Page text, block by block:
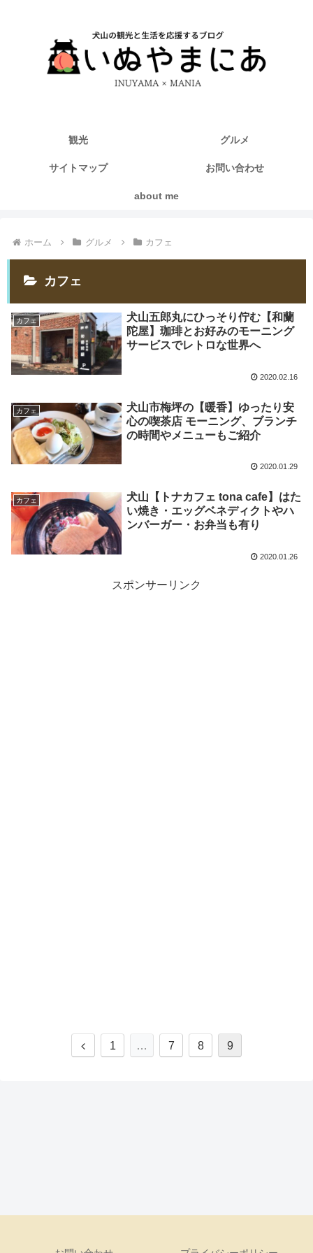
観光 グルメ
サイトマップ お問い合わせ
about me
ホーム グルメ カフェ
カフェ
カフェ
犬山五郎丸にひっそり佇む【和蘭
陀屋】珈琲とお好みのモーニング
サービスでレトロな世界へ
2020.02.16
カフェ
犬山市梅坪の【暖香】ゆったり安
心の喫茶店 モーニング、ブランチ
の時間やメニューもご紹介
2020.01.29
カフェ
犬山【トナカフェ tona cafe】はた
い焼き・エッグベネディクトやハ
ンバーガー・お弁当も有り
2020.01.26
スポンサーリンク
前
1 … 7 8 9